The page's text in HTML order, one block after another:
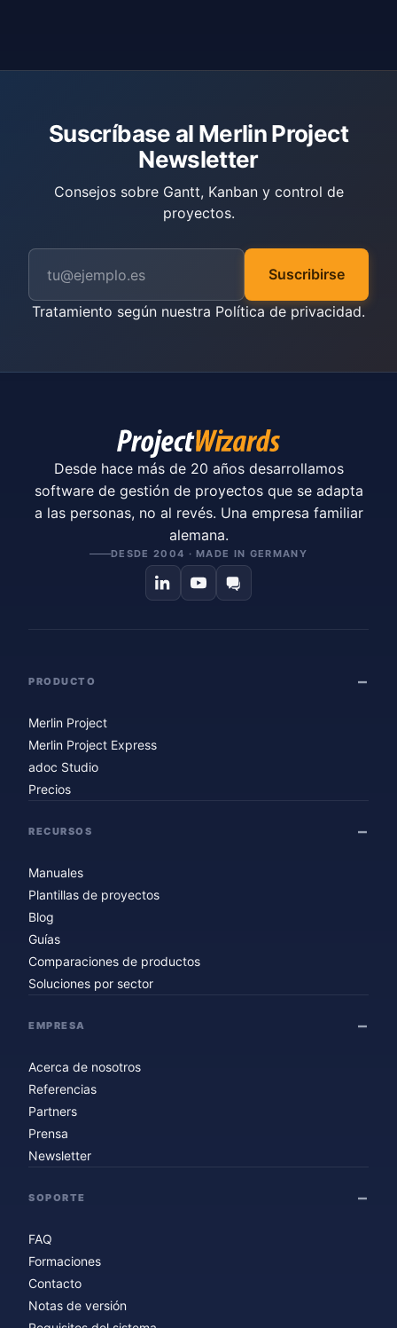
Suscríbase al Merlin Project
Newsletter
Consejos sobre Gantt, Kanban y control de
proyectos.
Suscribirse
Tratamiento según nuestra Política de privacidad.
Desde hace más de 20 años desarrollamos
software de gestión de proyectos que se adapta
a las personas, no al revés. Una empresa familiar
alemana.
DESDE 2004 · MADE IN GERMANY
PRODUCTO
Merlin Project
Merlin Project Express
adoc Studio
Precios
RECURSOS
Manuales
Plantillas de proyectos
Blog
Guías
Comparaciones de productos
Soluciones por sector
EMPRESA
Acerca de nosotros
Referencias
Partners
Prensa
Newsletter
SOPORTE
FAQ
Formaciones
Contacto
Notas de versión